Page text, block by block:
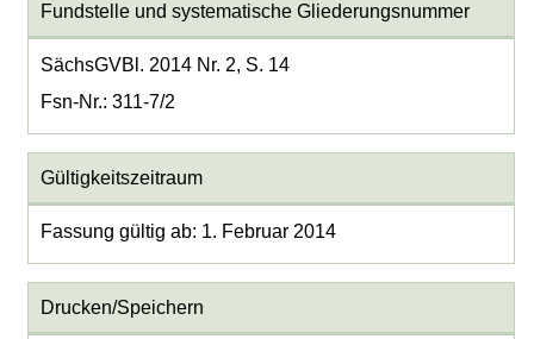
Fundstelle und systematische Gliederungsnummer
SächsGVBl. 2014 Nr. 2, S. 14
Fsn-Nr.: 311-7/2
Gültigkeitszeitraum
Fassung gültig ab: 1. Februar 2014
Drucken/Speichern